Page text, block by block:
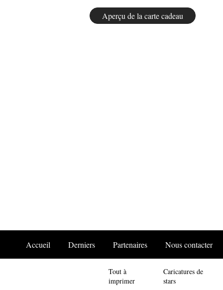
Accueil Derniers Partenaires Nous contacter
Tout à
imprimer
Caricatures de
stars